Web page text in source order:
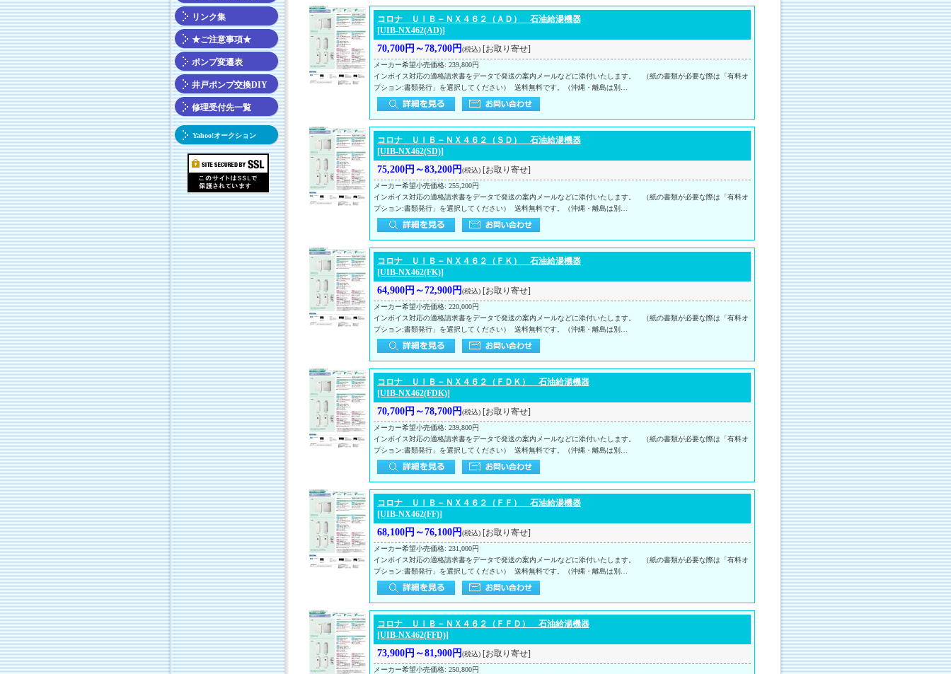
リンク集
★ご注意事項★
ポンプ変遷表
井戸ポンプ交換DIY
修理受付先一覧
Yahoo!オークション
コロナ ＵＩＢ－ＮＸ４６２（ＡＤ） 石油給湯機器
[UIB-NX462(AD)]
70,700円～78,700円(税込) [お取り寄せ]
メーカー希望小売価格: 239,800円
インボイス対応の適格請求書をデータで発送の案内メールなどに添付いたします。 （紙の書類が必要な際は「有料オ
プション:書類発行」を選択してください） 送料無料です。（沖縄・離島は別…
コロナ ＵＩＢ－ＮＸ４６２（ＳＤ） 石油給湯機器
[UIB-NX462(SD)]
75,200円～83,200円(税込) [お取り寄せ]
メーカー希望小売価格: 255,200円
インボイス対応の適格請求書をデータで発送の案内メールなどに添付いたします。 （紙の書類が必要な際は「有料オ
プション:書類発行」を選択してください） 送料無料です。（沖縄・離島は別…
コロナ ＵＩＢ－ＮＸ４６２（ＦＫ） 石油給湯機器
[UIB-NX462(FK)]
64,900円～72,900円(税込) [お取り寄せ]
メーカー希望小売価格: 220,000円
インボイス対応の適格請求書をデータで発送の案内メールなどに添付いたします。 （紙の書類が必要な際は「有料オ
プション:書類発行」を選択してください） 送料無料です。（沖縄・離島は別…
コロナ ＵＩＢ－ＮＸ４６２（ＦＤＫ） 石油給湯機器
[UIB-NX462(FDK)]
70,700円～78,700円(税込) [お取り寄せ]
メーカー希望小売価格: 239,800円
インボイス対応の適格請求書をデータで発送の案内メールなどに添付いたします。 （紙の書類が必要な際は「有料オ
プション:書類発行」を選択してください） 送料無料です。（沖縄・離島は別…
コロナ ＵＩＢ－ＮＸ４６２（ＦＦ） 石油給湯機器
[UIB-NX462(FF)]
68,100円～76,100円(税込) [お取り寄せ]
メーカー希望小売価格: 231,000円
インボイス対応の適格請求書をデータで発送の案内メールなどに添付いたします。 （紙の書類が必要な際は「有料オ
プション:書類発行」を選択してください） 送料無料です。（沖縄・離島は別…
コロナ ＵＩＢ－ＮＸ４６２（ＦＦＤ） 石油給湯機器
[UIB-NX462(FFD)]
73,900円～81,900円(税込) [お取り寄せ]
メーカー希望小売価格: 250,800円